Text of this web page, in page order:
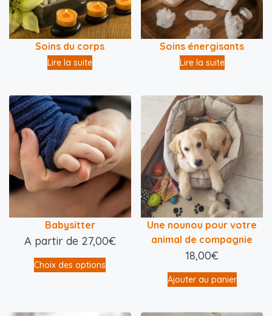
Soins du corps
Lire la suite
Soins énergisants
Lire la suite
Babysitter
A partir de 27,00€
Choix des options
Une nounou pour votre
animal de compagnie
18,00€
Ajouter au panier